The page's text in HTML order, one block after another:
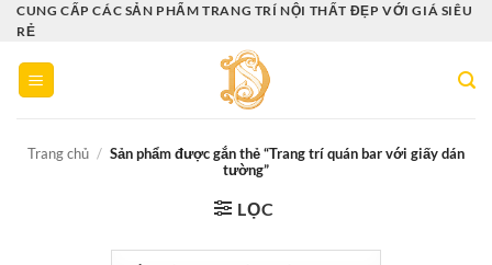
Bỏ
qua
nội
dung
CUNG CẤP CÁC SẢN PHẨM TRANG TRÍ NỘI THẤT ĐẸP VỚI GIÁ SIÊU
RẺ
Trang chủ / Sản phẩm được gắn thẻ “Trang trí quán bar với giấy dán
tường”
LỌC